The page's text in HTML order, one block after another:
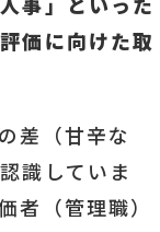
価に向けた取
差（甘辛な
識していま
者（管理職）